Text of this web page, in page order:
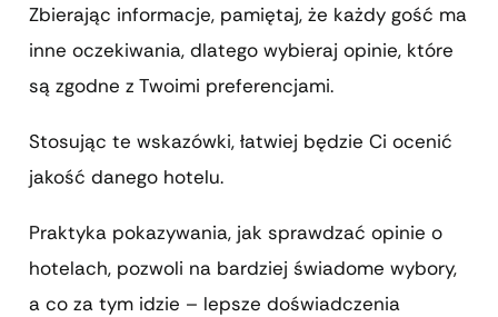
Zbierając informacje, pamiętaj, że każdy gość ma
inne oczekiwania, dlatego wybieraj opinie, które
są zgodne z Twoimi preferencjami.
Stosując te wskazówki, łatwiej będzie Ci ocenić
jakość danego hotelu.
Praktyka pokazywania, jak sprawdzać opinie o
hotelach, pozwoli na bardziej świadome wybory,
a co za tym idzie – lepsze doświadczenia